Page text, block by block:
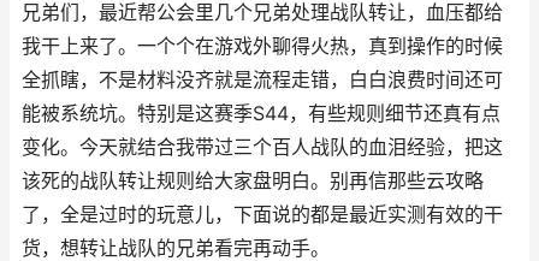
兄弟们，最近帮公会里几个兄弟处理战队转让，血压都给
我干上来了。一个个在游戏外聊得火热，真到操作的时候
全抓瞎，不是材料没齐就是流程走错，白白浪费时间还可
能被系统坑。特别是这赛季S44，有些规则细节还真有点
变化。今天就结合我带过三个百人战队的血泪经验，把这
该死的战队转让规则给大家盘明白。别再信那些云攻略
了，全是过时的玩意儿，下面说的都是最近实测有效的干
货，想转让战队的兄弟看完再动手。